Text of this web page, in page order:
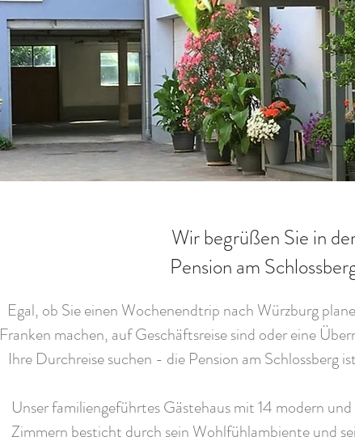
Wir begrüßen Sie in
Pension am
Egal, ob Sie einen Wochenendtrip nach Würzburg
Franken machen, auf Geschäftsreise sind oder eine
Ihre Durchreise suchen - die Pension am Schlossberg
Unser familiengeführtes Gästehaus mit 14 modern
Zimmern besticht durch sein Wohlfühlambiente und